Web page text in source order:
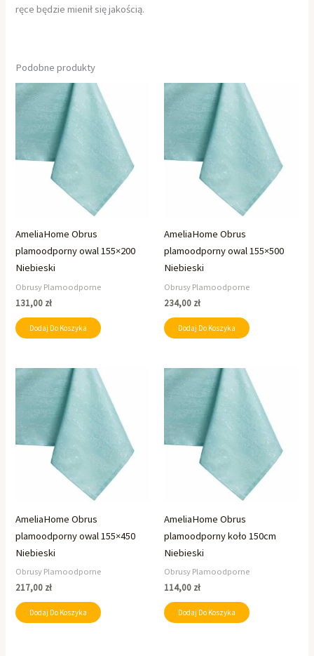
ręce będzie mienił się jakością.
Podobne produkty
AmeliaHome Obrus
plamoodporny owal 155×200
Niebieski
Obrusy Plamoodporne
131,00 zł
Dodaj Do Koszyka
AmeliaHome Obrus
plamoodporny owal 155×500
Niebieski
Obrusy Plamoodporne
234,00 zł
Dodaj Do Koszyka
AmeliaHome Obrus
plamoodporny owal 155×450
Niebieski
Obrusy Plamoodporne
217,00 zł
Dodaj Do Koszyka
AmeliaHome Obrus
plamoodporny koło 150cm
Niebieski
Obrusy Plamoodporne
114,00 zł
Dodaj Do Koszyka